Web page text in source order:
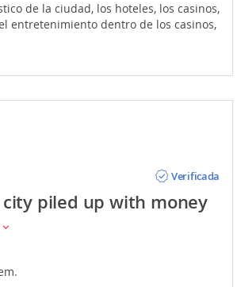
de la ciudad, los hoteles, los casinos,
entretenimiento dentro de los casinos,
Verificada
city piled up with money